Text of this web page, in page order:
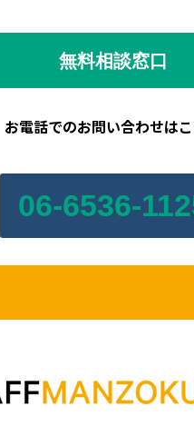
無料相談窓口
お電話でのお問い合わせは
06-6536-